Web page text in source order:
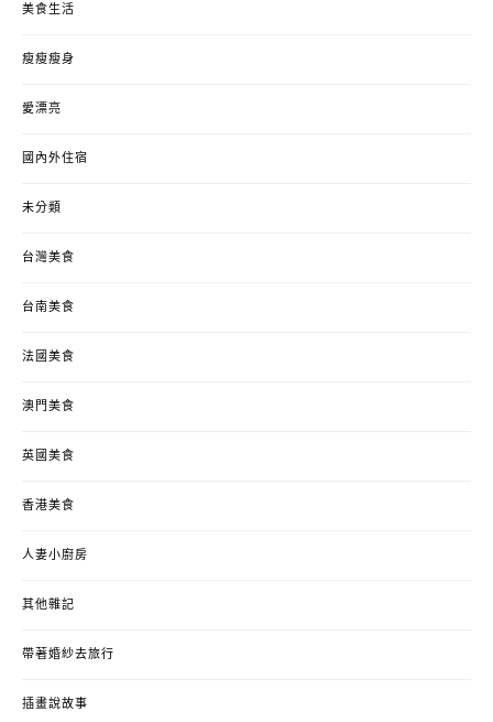
美食生活
瘦瘦瘦身
愛漂亮
國內外住宿
未分類
台灣美食
台南美食
法國美食
澳門美食
英國美食
香港美食
人妻小廚房
其他雜記
帶著婚紗去旅行
插畫說故事